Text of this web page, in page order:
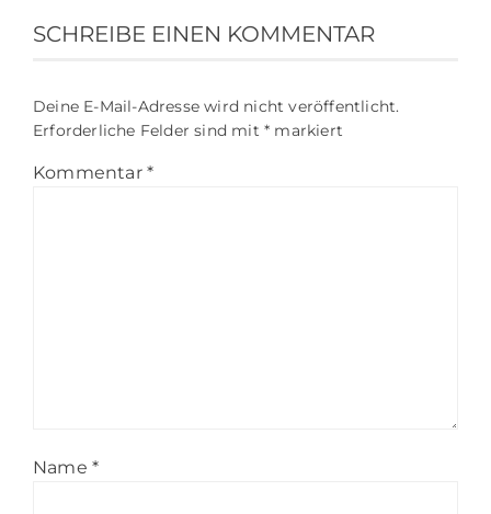
SCHREIBE EINEN KOMMENTAR
Deine E-Mail-Adresse wird nicht veröffentlicht.
Erforderliche Felder sind mit * markiert
Kommentar *
Name *